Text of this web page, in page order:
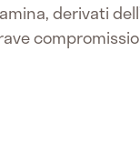
derivati